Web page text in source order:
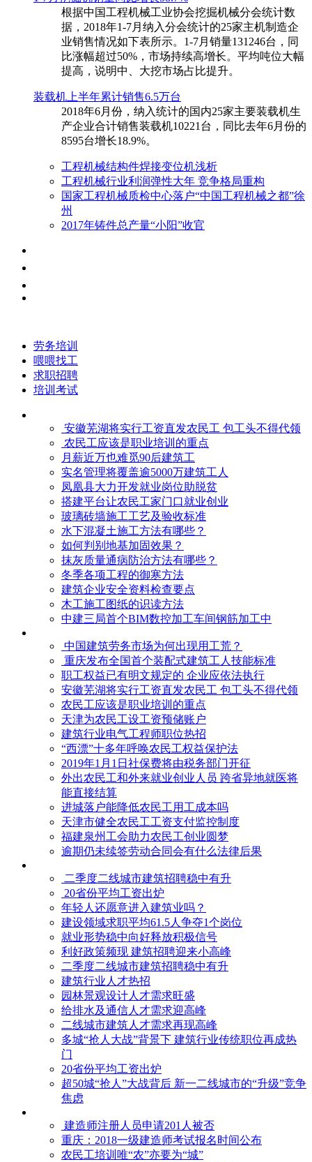
根据中国工程机械工业协会挖掘机械分会统计数
据，2018年1-7月纳入分会统计的25家主机制造企
业销售情况如下表所示。1-7月销量131246台，同
比涨幅超过50%，市场持续高增长。平均吨位大幅
提高，说明中、大挖市场占比提升。
装载机上半年累计销售6.5万台
​2018年6月份，纳入统计的国内25家主要装载机生
产企业合计销售装载机10221台，同比去年6月份的
8595台增长18.9%。
工程机械结构件焊接变位机浅析
工程机械行业利润弹性大年 竞争格局重构
国家工程机械质检中心落户“中国工程机械之都”徐
州
2017年铸件总产量“小阳”收官
劳务培训
喂喂找工
求职招聘
培训考试
安徽芜湖将实行工资直发农民工 包工头不得代领
农民工应该是职业培训的重点
月薪近万也难觅90后建筑工
实名管理将覆盖逾5000万建筑工人
凤凰县大力开发就业岗位助脱贫
搭建平台让农民工家门口就业创业
玻璃砖墙施工工艺及验收标准
水下混凝土施工方法有哪些？
如何判别地基加固效果？
抹灰质量通病防治方法有哪些？
冬季各项工程的御寒​方法
建筑企业安全资料检查要点
木工施工图纸的识读方法
中建三局首个BIM数控加工车间钢筋加工中
中国建筑劳务市场为何出现用工荒？
重庆发布全国首个装配式建筑工人技能标准
职工权益已有明文规定的 企业应依法执行
安徽芜湖将实行工资直发农民工 包工头不得代领
农民工应该是职业培训的重点
天津为农民工设工资预储账户
建筑行业电气工程师职位热招
“西漂”十多年呼唤农民工权益保护法
2019年1月1日社保费将由税务部门开征
外出农民工和外来就业创业人员 跨省异地就医将
能直接结算
进城落户能降低农民工用工成本吗
天津市健全农民工工资支付监控制度
福建泉州工会助力农民工创业圆梦
逾期仍未续签劳动合同会有什么法律后果
二季度二线城市建筑招聘稳中有升
20省份平均工资出炉
年轻人还愿意进入建筑业吗？
建设领域求职平均61.5人争夺1个岗位
就业形势稳中向好释放积极信号
利好政策频现 建筑招聘迎来小高峰
二季度二线城市建筑招聘稳中有升
建筑行业人才热招
园林景观设计人才需求旺盛
给排水及通信人才需求迎高峰
二线城市建筑人才需求再现高峰
多城“抢人大战”背景下 建筑行业传统职位再成热
门
20省份平均工资出炉
超50城“抢人”大战背后 新一二线城市的“升级”竞争
焦虑
建造师注册人员申请201人被否
​重庆：2018一级建造师考试报名时间公布
农民工培训唯“农”亦要为“城”